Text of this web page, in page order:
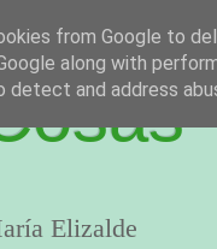
Elizalde
from Google to
along with
and address